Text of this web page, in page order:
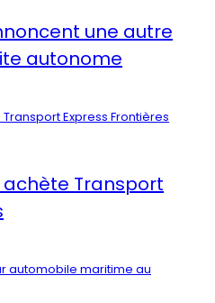
une autre
autonome
Transport